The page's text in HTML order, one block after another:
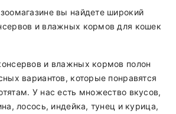
вы найдете широкий
и влажных кормов для кошек
и влажных кормов полон
вариантов, которые понравятся
У нас есть множество вкусов,
лосось, индейка, тунец и курица,